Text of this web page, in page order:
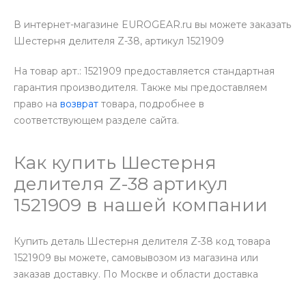
В интернет-магазине EUROGEAR.ru вы можете заказать
Шестерня делителя Z-38, артикул 1521909
На товар арт.: 1521909 предоставляется стандартная
гарантия производителя. Также мы предоставляем
право на возврат товара, подробнее в
соответствующем разделе сайта.
Как купить Шестерня
делителя Z-38 артикул
1521909 в нашей компании
Купить деталь Шестерня делителя Z-38 код товара
1521909 вы можете, самовывозом из магазина или
заказав доставку. По Москве и области доставка